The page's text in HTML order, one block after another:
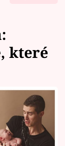
které